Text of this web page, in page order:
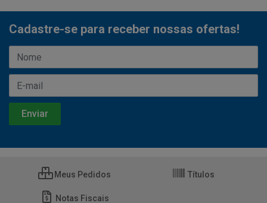
Cadastre-se para receber nossas ofertas!
Meus Pedidos Títulos
Notas Fiscais